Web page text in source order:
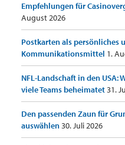
Empfehlungen für
August 2026
Postkarten als persönliches
Kommunikationsmittel 1.
NFL-Landschaft in den USA:
viele Teams beheimatet31.
Den passenden Zaun für
auswählen30. Juli 2026